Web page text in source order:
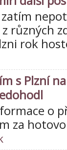
různých
rok
s Plzní
o
za